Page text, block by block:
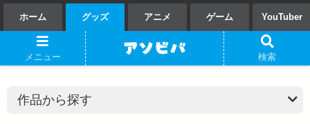
ホーム グッズ アニメ ゲーム YouTuber
メニュー 検索